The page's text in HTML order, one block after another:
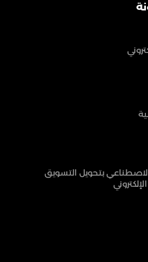
بتحويل التسويق
الإلكتروني